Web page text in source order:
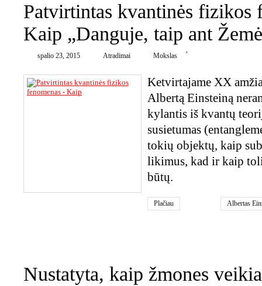
Patvirtintas kvantinės fizikos
Kaip „Danguje, taip ant
spalio 23, 2015 Atradimai
,
Mokslas
Ketvirtajame XX
Albertą Einsteiną
kylantis iš kvantų
susietumas
tokių objektų, kaip
likimus, kad ir kaip
būtų.
Plačiau
Albertas
Nustatyta, kaip žmones